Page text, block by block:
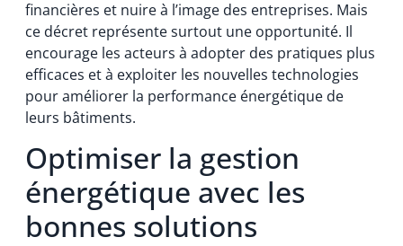
financières et nuire à l’image des entreprises. Mais
ce décret représente surtout une opportunité. Il
encourage les acteurs à adopter des pratiques plus
efficaces et à exploiter les nouvelles technologies
pour améliorer la performance énergétique de
leurs bâtiments.
Optimiser la gestion
énergétique avec les
bonnes solutions